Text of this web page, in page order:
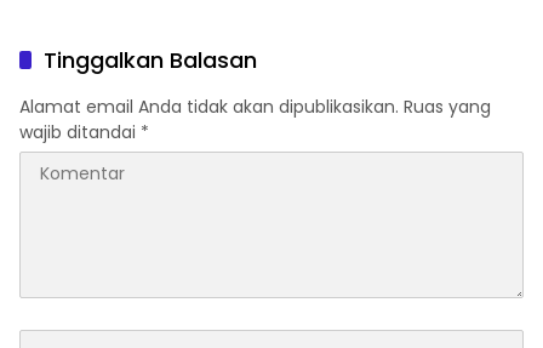
Tinggalkan Balasan
Alamat email Anda tidak akan dipublikasikan. Ruas yang
wajib ditandai *